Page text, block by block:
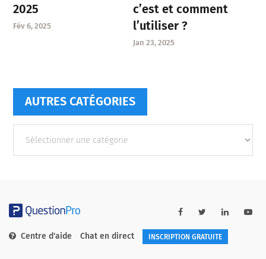
2025
Fév 6, 2025
c’est et comment
l’utiliser ?
Jan 23, 2025
AUTRES CATÉGORIES
catégories
Centre d'aide Chat en direct INSCRIPTION GRATUITE